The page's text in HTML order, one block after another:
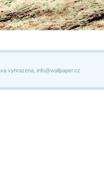
vyhrazena, info@wallpaper.cz